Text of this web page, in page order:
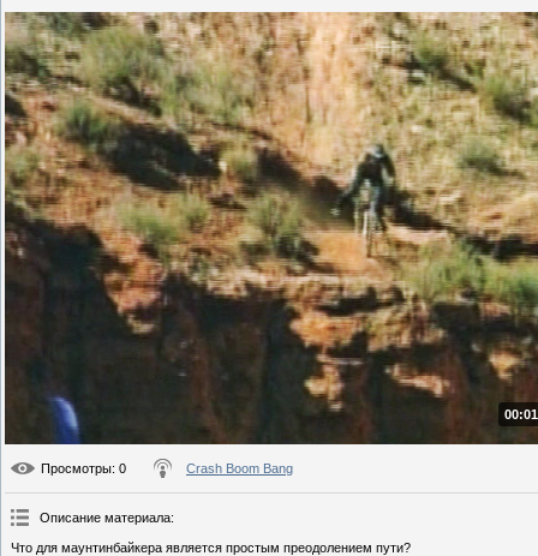
Просмотры: 0 Crash Boom Bang
Описание материала:
Что для маунтинбайкера является простым преодолением пути?